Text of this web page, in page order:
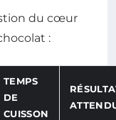
du cœur
:
TEMPS
DE
CUISSON